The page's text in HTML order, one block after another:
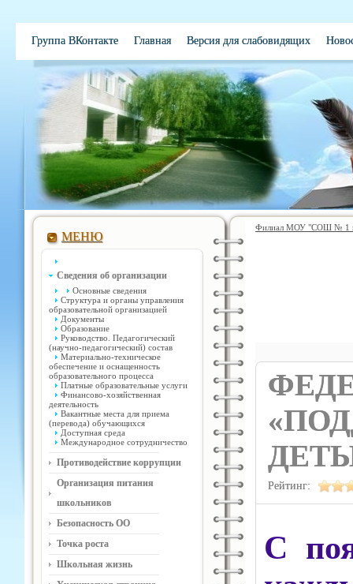
Группа ВКонтакте Главная Версия для слабовидящих
Электронная школа Обратная связь Вакансии Контакты
МЕНЮ
Сведения об организации
Основные сведения
Структура и органы управления
образовательной организацией
Документы
Образование
Руководство. Педагогический
(научно-педагогический) состав
Материально-техническое
обеспечение и оснащенность
образовательного процесса
Платные образовательные услуги
Финансово-хозяйственная
деятельность
Вакантные места для приема
(перевода) обучающихся
Доступная среда
Международное сотрудничество
Противодействие коррупции
Организация питания
школьников
Безопасность ОО
Точка роста
Школьная жизнь
Филиал МОУ "СОШ № 1
Рейтинг:
С